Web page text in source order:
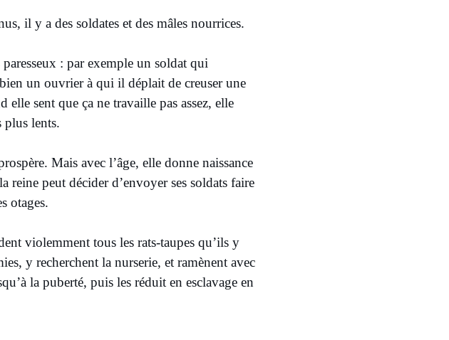
il y a des soldates et des mâles nourrices.
: par exemple un soldat qui
un ouvrier à qui il déplait de creuser une
sent que ça ne travaille pas assez, elle
plus lents.
Mais avec l’âge, elle donne naissance
peut décider d’envoyer ses soldats faire
otages.
violemment tous les rats-taupes qu’ils y
y recherchent la nurserie, et ramènent avec
la puberté, puis les réduit en esclavage en